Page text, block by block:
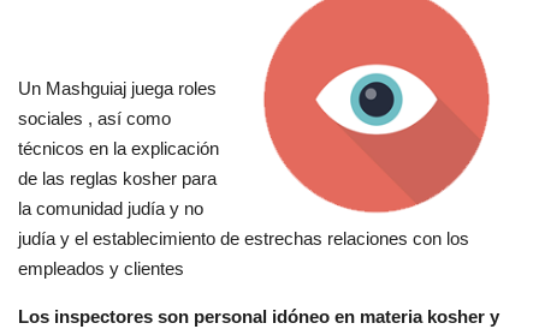
Un Mashguiaj juega roles
sociales , así como
técnicos en la explicación
de las reglas kosher para
la comunidad judía y no
judía y el establecimiento de estrechas relaciones con los
empleados y clientes
Los inspectores son personal idóneo en materia kosher y